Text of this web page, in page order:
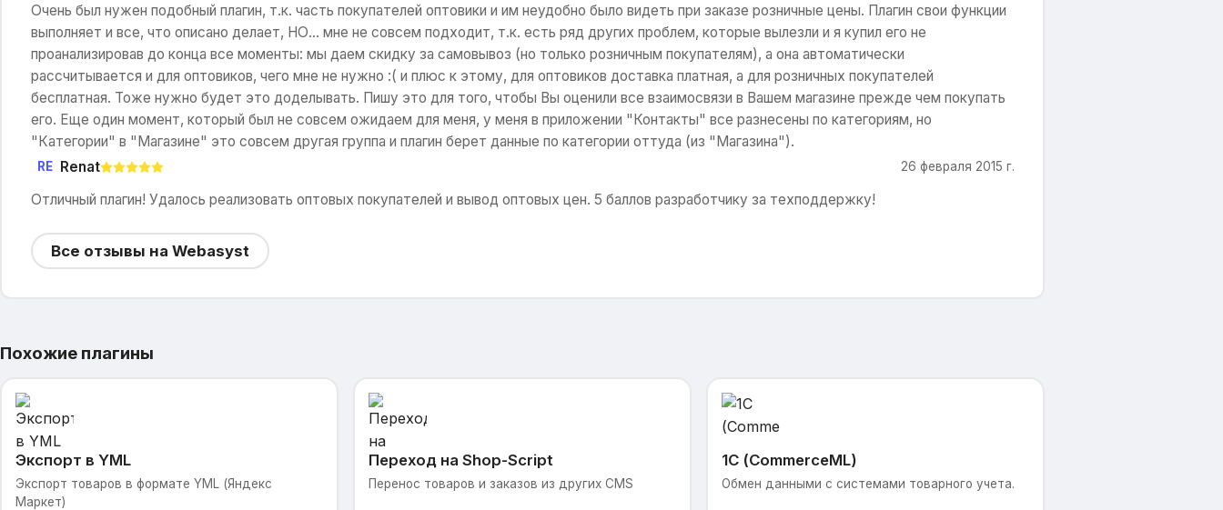
Очень был нужен подобный плагин, т.к. часть покупателей оптовики и им неудобно было видеть при заказе розничные цены. Плагин свои функции
выполняет и все, что описано делает, НО... мне не совсем подходит, т.к. есть ряд других проблем, которые вылезли и я купил его не
проанализировав до конца все моменты: мы даем скидку за самовывоз (но только розничным покупателям), а она автоматически
рассчитывается и для оптовиков, чего мне не нужно :( и плюс к этому, для оптовиков доставка платная, а для розничных покупателей
бесплатная. Тоже нужно будет это доделывать. Пишу это для того, чтобы Вы оценили все взаимосвязи в Вашем магазине прежде чем покупать
его. Еще один момент, который был не совсем ожидаем для меня, у меня в приложении "Контакты" все разнесены по категориям, но
"Категории" в "Магазине" это совсем другая группа и плагин берет данные по категории оттуда (из "Магазина").
RE Renat 26 февраля 2015 г.
Отличный плагин! Удалось реализовать оптовых покупателей и вывод оптовых цен. 5 баллов разработчику за техподдержку!
Все отзывы на Webasyst
Похожие плагины
Экспорт в YML
Экспорт товаров в формате YML (Яндекс
Маркет)
Переход на Shop-Script
Перенос товаров и заказов из других CMS
1С (CommerceML)
Обмен данными с системами товарного учета.